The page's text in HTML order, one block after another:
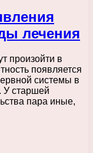
лечения
произойти в
появляется
системы в
У старшей
пара иные,